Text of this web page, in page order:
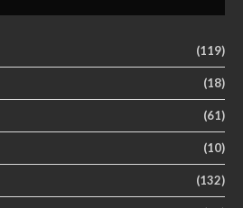
(119)
(18)
(61)
(10)
(132)